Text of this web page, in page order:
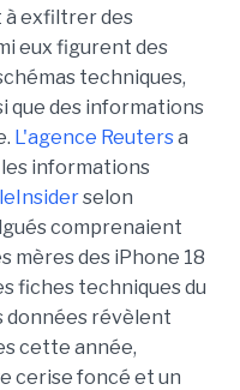
à exfiltrer des
eux figurent des
techniques,
que des informations
L'agence Reutersa
informations
selon
comprenaient
mères des iPhone 18
fiches techniques du
données révèlent
cette année,
cerise foncé et un